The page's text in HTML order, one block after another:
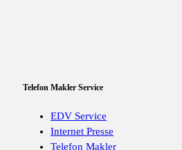
Telefon Makler Service
EDV Service
Internet Presse
Telefon Makler